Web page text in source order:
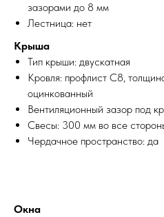
зазорами до 8 мм
Лестница: нет
Крыша
Тип крыши: двускатная
Кровля: профлист С8,
оцинкованный
Вентиляционный зазор под
Свесы: 300 мм во все
Чердачное пространство: да
Окна